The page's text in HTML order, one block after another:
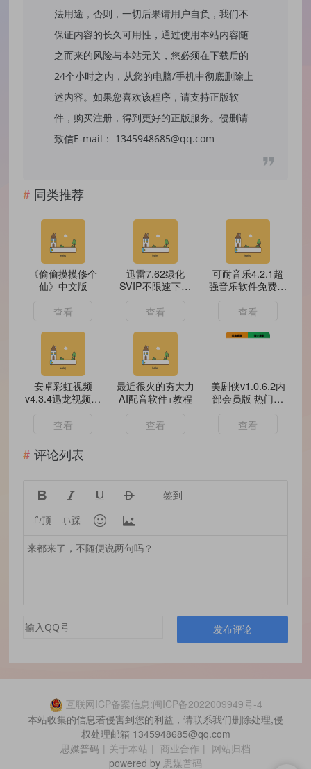
法用途，否则，一切后果请用户自负，我们不
保证内容的长久可用性，通过使用本站内容随
之而来的风险与本站无关，您必须在下载后的
24个小时之内，从您的电脑/手机中彻底删除上
述内容。如果您喜欢该程序，请支持正版软
件，购买注册，得到更好的正版服务。侵删请
致信E-mail： 1345948685@qq.com
同类推荐
《偷偷摸摸修个
仙》中文版
查看
迅雷7.62绿化
SVIP不限速下载
查看
可耐音乐4.2.1超
强音乐软件免费无
查看
安卓彩虹视频
v4.3.4迅龙视频系
查看
最近很火的夯大力
AI配音软件+教程
查看
美剧侠v1.0.6.2内
部会员版 热门美
查看
评论列表
    签到
顶 踩  
发布评论
互联网ICP备案信息:闽ICP备2022009949号-4
本站收集的信息若侵害到您的利益，请联系我们删除处理,侵
权处理邮箱 1345948685@qq.com
思媒普码 | 关于本站 | 商业合作 | 网站归档
powered by 思媒普码